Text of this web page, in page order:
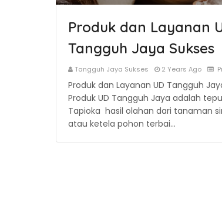
Produk dan Layanan
Tangguh Jaya Sukses
Tangguh Jaya Sukses 2 Years Ago
Produk dan Layanan UD Tangguh
Produk UD Tangguh Jaya adalah
Tapioka hasil olahan dari tanaman
atau ketela pohon terbai…